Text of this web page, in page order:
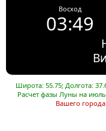
Восход
03:49
Широта: 55.75; Долгота:
Расчет фазы Луны на июль
Вашего города